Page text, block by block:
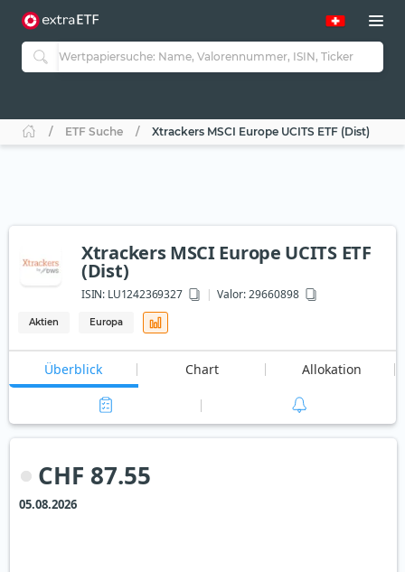
ETF Suche Xtrackers MSCI Europe UCITS ETF (Dist)
Xtrackers MSCI Europe UCITS ETF
(Dist)
ISIN: LU1242369327 Valor: 29660898
Aktien Europa
Überblick Chart Allokation
CHF 87.55
05.08.2026